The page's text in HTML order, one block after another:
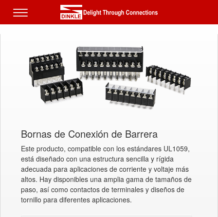
Bornas de Conexión de Barrera
Este producto, compatible con los estándares UL1059,
está diseñado con una estructura sencilla y rígida
adecuada para aplicaciones de corriente y voltaje más
altos. Hay disponibles una amplia gama de tamaños de
paso, así como contactos de terminales y diseños de
tornillo para diferentes aplicaciones.